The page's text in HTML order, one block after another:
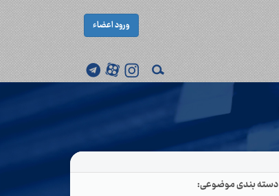
ورود اعضاء
دسته بندی موضوعی: